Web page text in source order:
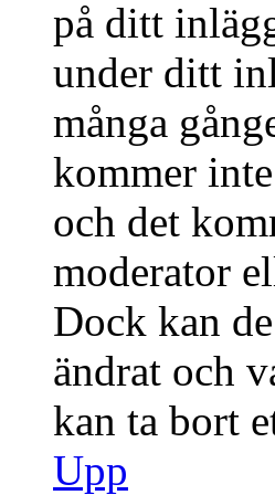
på ditt
under ditt
många
kommer
och det
moderator
Dock kan
ändrat och
kan ta bort
Upp